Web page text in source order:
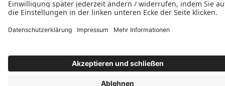
Datenschutz Impressum
Kontakt